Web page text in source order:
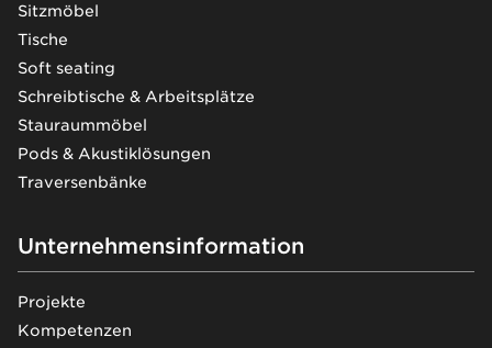
Sitzmöbel
Tische
Soft seating
Schreibtische & Arbeitsplätze
Stauraummöbel
Pods & Akustiklösungen
Traversenbänke
Unternehmensinformation
Projekte
Kompetenzen